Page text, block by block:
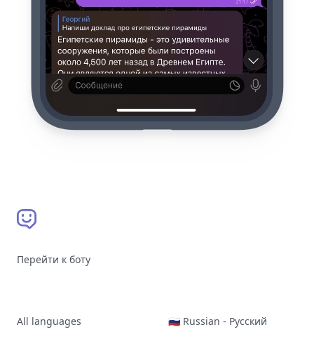
Перейти к боту
All languages 🇷🇺 Russian - Русский